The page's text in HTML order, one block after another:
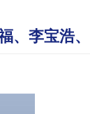
、李宝浩、